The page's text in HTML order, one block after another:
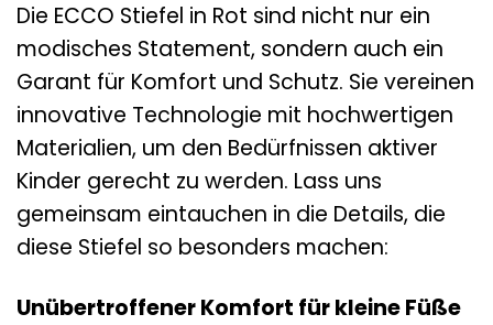
Die ECCO Stiefel in Rot sind nicht nur ein
modisches Statement, sondern auch ein
Garant für Komfort und Schutz. Sie vereinen
innovative Technologie mit hochwertigen
Materialien, um den Bedürfnissen aktiver
Kinder gerecht zu werden. Lass uns
gemeinsam eintauchen in die Details, die
diese Stiefel so besonders machen:
Unübertroffener Komfort für kleine Füße